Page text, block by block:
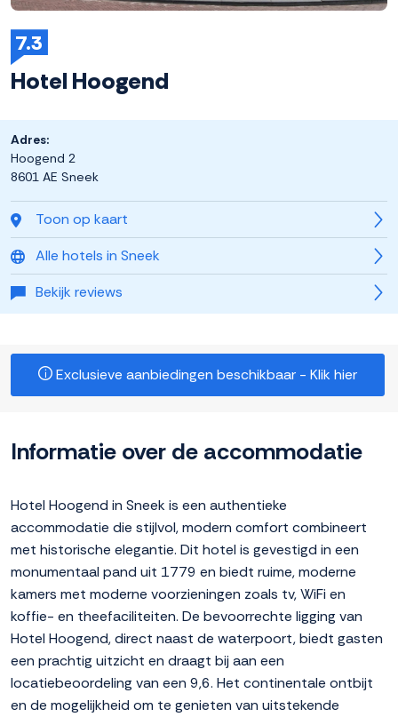
7.3
Hotel Hoogend
Toon op kaart
Alle hotels in Sneek
Bekijk reviews
Adres:
Hoogend 2
8601 AE Sneek
Exclusieve aanbiedingen beschikbaar - Klik hier
Informatie over de accommodatie
Hotel Hoogend in Sneek is een authentieke
accommodatie die stijlvol, modern comfort combineert
met historische elegantie. Dit hotel is gevestigd in een
monumentaal pand uit 1779 en biedt ruime, moderne
kamers met moderne voorzieningen zoals tv, WiFi en
koffie- en theefaciliteiten. De bevoorrechte ligging van
Hotel Hoogend, direct naast de waterpoort, biedt gasten
een prachtig uitzicht en draagt bij aan een
locatiebeoordeling van een 9,6. Het continentale ontbijt
en de mogelijkheid om te genieten van uitstekende